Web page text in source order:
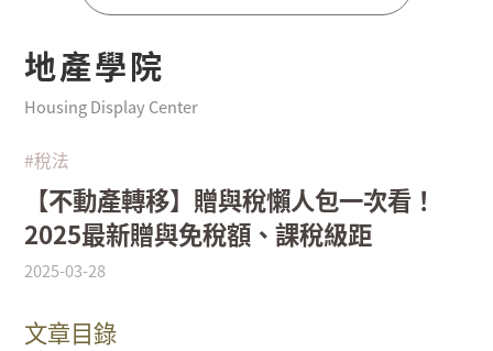
地產學院
Housing Display Center
#稅法
【不動產轉移】贈與稅懶人包一次看！
2025最新贈與免稅額、課稅級距
2025-03-28
文章目錄